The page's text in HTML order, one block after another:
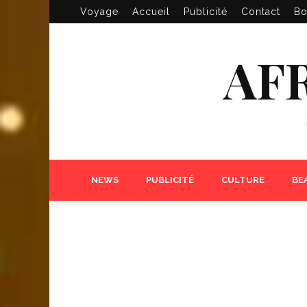
Voyage Accueil Publicité Contact
NEWS PUBLICITÉ CULTURE